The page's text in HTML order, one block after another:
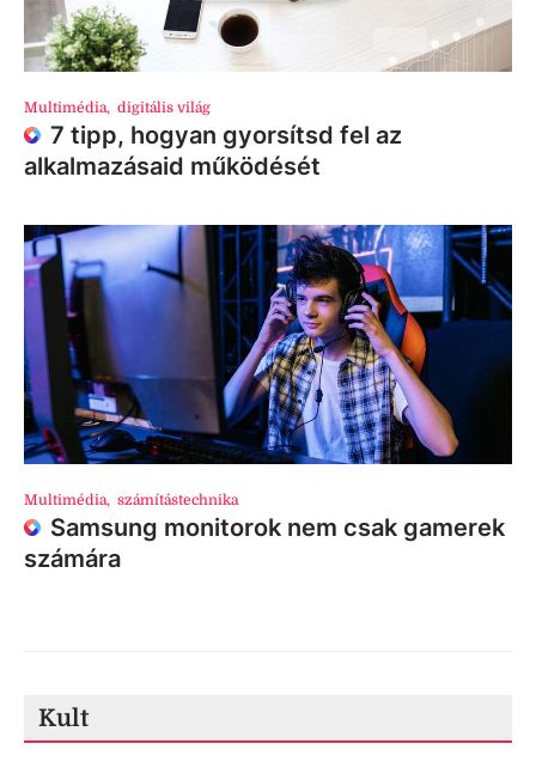
Multimédia, digitális világ
7 tipp, hogyan gyorsítsd fel az
alkalmazásaid működését
Multimédia, számítástechnika
Samsung monitorok nem csak gamerek
számára
Kult